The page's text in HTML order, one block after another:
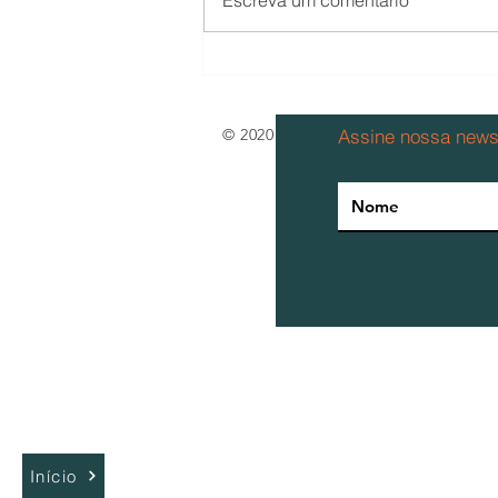
Início
© 2020 por Airside Ind. e Com. de
Assine nossa